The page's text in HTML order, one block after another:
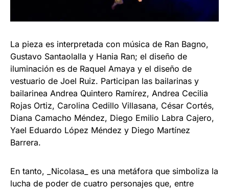
La pieza es interpretada con música de Ran Bagno,
Gustavo Santaolalla y Hania Ran; el diseño de
iluminación es de Raquel Amaya y el diseño de
vestuario de Joel Ruiz. Participan las bailarinas y
bailarinea Andrea Quintero Ramírez, Andrea Cecilia
Rojas Ortiz, Carolina Cedillo Villasana, César Cortés,
Diana Camacho Méndez, Diego Emilio Labra Cajero,
Yael Eduardo López Méndez y Diego Martínez
Barrera.
En tanto, _Nicolasa_ es una metáfora que simboliza la
lucha de poder de cuatro personajes que, entre